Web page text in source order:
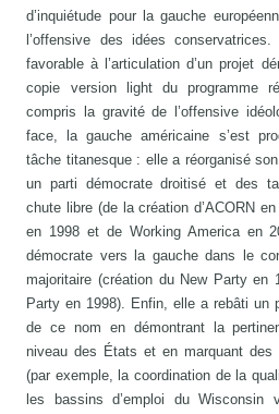
d’inquiétude pour la gauche
l’offensive des idées
favorable à l’articulation d’un projet
copie version light du programme
compris la gravité de l’offensive
face, la gauche américaine s’est
tâche titanesque : elle a réorganisé
un parti démocrate droitisé et des
chute libre (de la création d’ACORN
en 1998 et de Working America en
démocrate vers la gauche dans le
majoritaire (création du New Party en
Party en 1998). Enfin, elle a rebâti un
de ce nom en démontrant la
niveau des États et en marquant des
(par exemple, la coordination de la
les bassins d’emploi du Wisconsin